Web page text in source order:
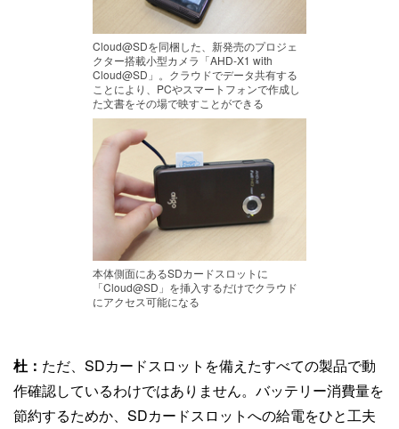
Cloud@SDを同梱した、新発売のプロジェ
クター搭載小型カメラ「AHD-X1 with
Cloud@SD」。クラウドでデータ共有する
ことにより、PCやスマートフォンで作成し
た文書をその場で映すことができる
本体側面にあるSDカードスロットに
「Cloud@SD」を挿入するだけでクラウド
にアクセス可能になる
杜： ただ、SDカードスロットを備えたすべての製品で動
作確認しているわけではありません。バッテリー消費量を
節約するためか、SDカードスロットへの給電をひと工夫